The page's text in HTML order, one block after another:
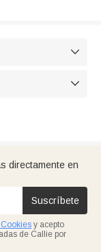


directamente en
Suscríbete
y acepto
de Callie por